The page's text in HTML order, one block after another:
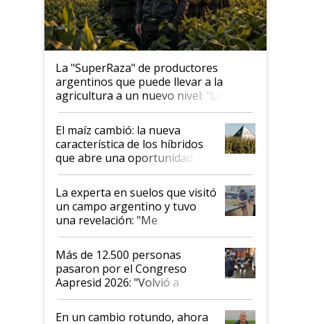
La "SuperRaza" de productores
argentinos que puede llevar a la
agricultura a un nuevo nivel: "Las
posibilidades de crecimiento son
infinitas"
El maíz cambió: la nueva
característica de los híbridos
que abre una oportunidad en
el lote
La experta en suelos que visitó
un campo argentino y tuvo
una revelación: "Me
impresionó mucho"
Más de 12.500 personas
pasaron por el Congreso
Aapresid 2026: "Volvió a
demostrar que hablar del
suelo es hablar de todo el
En un cambio rotundo, ahora